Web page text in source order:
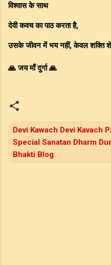
विश्वास के साथ
देवी कवच का पाठ करता है,
उसके जीवन में भय नहीं, केवल शक्ति
🙏 जय माँ दुर्गा 🙏
Devi Kawach Devi Kavach
Special Sanatan Dharm
Bhakti Blog